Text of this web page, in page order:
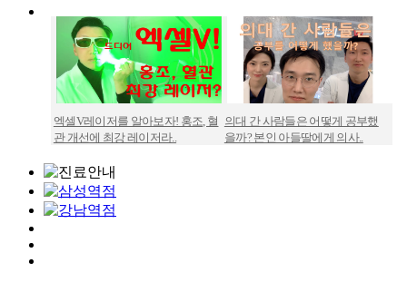
엑셀V레이저를 알아보자! 홍조, 혈
관 개선에 최강 레이저라..
의대 간 사람들은 어떻게 공부했
을까? 본인 아들딸에게 의사..